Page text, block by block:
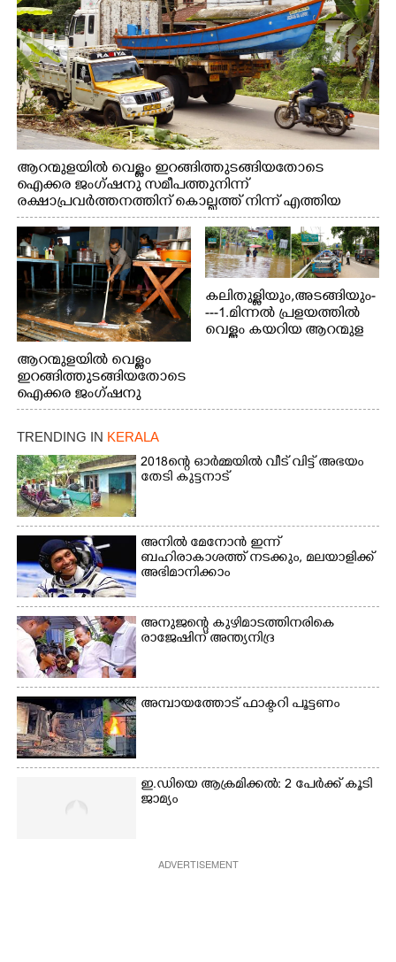
ആറന്മുളയിൽ വെള്ളം ഇറങ്ങിത്തുടങ്ങിയതോടെ
ഐക്കര ജംഗ്ഷനു സമീപത്തുനിന്ന്
രക്ഷാപ്രവർത്തനത്തിന് കൊല്ലത്ത് നിന്ന് എത്തിയ
ബോട്ടുകൾ തിരികെക്കൊണ്ടുപോകുന്നു.
ആറന്മുളയിൽ വെള്ളം
ഇറങ്ങിത്തുടങ്ങിയതോടെ
ഐക്കര ജംഗ്ഷനു
സമീപം ആറന്മുള
കിടങ്ങന്നൂർ റോഡിന്
സമീപം പ്രവർത്തിക്കു
ആറന്മുള തട്ടുകട കഴുകി
വൃത്തിയാക്കുന്നു.
കലിതുള്ളിയും,അടങ്ങിയും-
---1.മിന്നൽ പ്രളയത്തിൽ
വെള്ളം കയറിയ ആറന്മുള
ഇറങ്ങിപ്പോൾ
ത്തിന് ഓച്ചിറ അഴിക്കലിൽ
നിന്ന്എത്തിച്ച ബോട്ടും.
TRENDING IN KERALA
2018ന്റെ ഓർമ്മയിൽ വീട് വിട്ട് അഭയം
തേടി കുട്ടനാട്
അനിൽ മേനോൻ ഇന്ന്
ബഹിരാകാശത്ത് നടക്കും, മലയാളിക്ക്
അഭിമാനിക്കാം
അനുജന്റെ കുഴിമാടത്തിനരികെ
രാജേഷിന് അന്ത്യനിദ്ര
അമ്പായത്തോട് ഫാക്ടറി പൂട്ടണം
ഇ.ഡിയെ ആക്രമിക്കൽ: 2 പേർക്ക് കൂടി
ജാമ്യം
ADVERTISEMENT